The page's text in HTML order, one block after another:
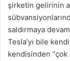
şirketin gelirinin
saldırmaya
Tesla’yı bile
kendisinden “çok